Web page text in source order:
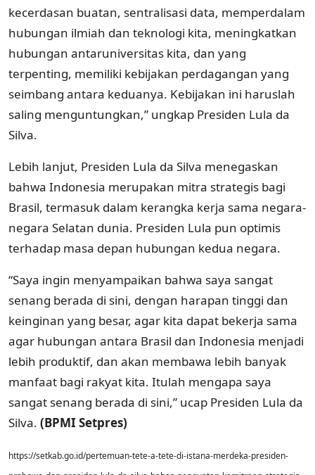
kecerdasan buatan, sentralisasi data, memperdalam
hubungan ilmiah dan teknologi kita, meningkatkan
hubungan antaruniversitas kita, dan yang
terpenting, memiliki kebijakan perdagangan yang
seimbang antara keduanya. Kebijakan ini haruslah
saling menguntungkan,” ungkap Presiden Lula da
Silva.
Lebih lanjut, Presiden Lula da Silva menegaskan
bahwa Indonesia merupakan mitra strategis bagi
Brasil, termasuk dalam kerangka kerja sama negara-
negara Selatan dunia. Presiden Lula pun optimis
terhadap masa depan hubungan kedua negara.
“Saya ingin menyampaikan bahwa saya sangat
senang berada di sini, dengan harapan tinggi dan
keinginan yang besar, agar kita dapat bekerja sama
agar hubungan antara Brasil dan Indonesia menjadi
lebih produktif, dan akan membawa lebih banyak
manfaat bagi rakyat kita. Itulah mengapa saya
sangat senang berada di sini,” ucap Presiden Lula da
Silva. (BPMI Setpres)
https://setkab.go.id/pertemuan-tete-a-tete-di-istana-merdeka-presiden-